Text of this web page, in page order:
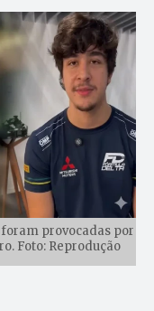
provocadas por
Foto: Reprodução